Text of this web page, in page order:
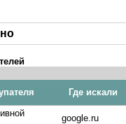
Где искали
google.ru